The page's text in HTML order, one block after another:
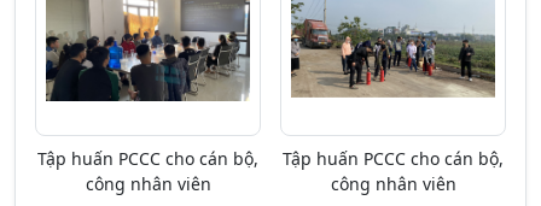
Tập huấn PCCC cho cán bộ,
công nhân viên
Tập huấn PCCC cho cán bộ,
công nhân viên